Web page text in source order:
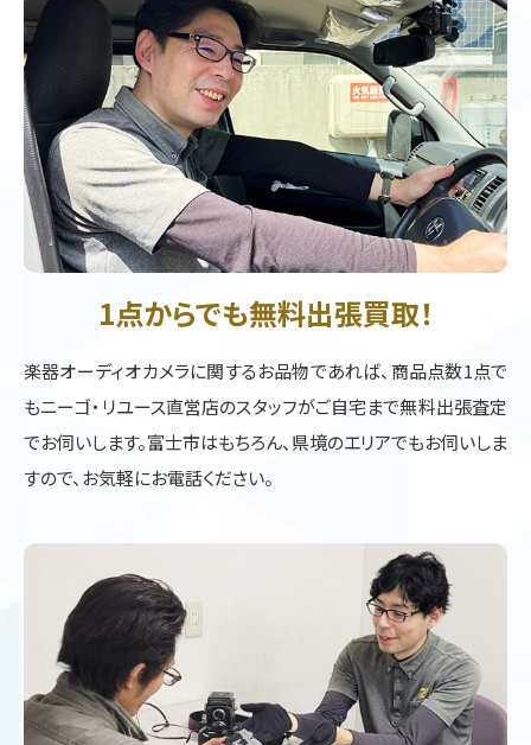
1点からでも無料出張買取！
楽器オーディオカメラに関するお品物であれば、商品点数1点で
もニーゴ・リユース直営店のスタッフがご自宅まで無料出張査定
でお伺いします。富士市はもちろん、県境のエリアでもお伺いしま
すので、お気軽にお電話ください。